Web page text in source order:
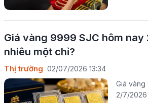
Giá vàng 9999 SJC hôm
nhiêu một chỉ?
Thị trường 02/07/2026 13:34
Giá
2/7/2026